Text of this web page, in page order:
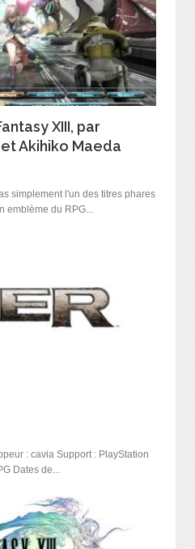
XIII, par
Akihiko Maeda
simplement l'un des titres phares
emblème du RPG...
: cavia Support : PlayStation
Dates de...